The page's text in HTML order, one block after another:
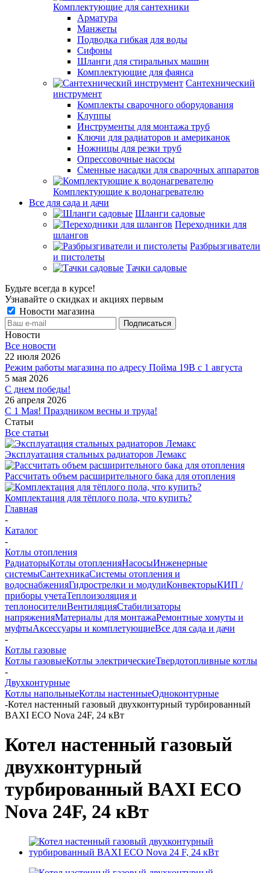
Комплектующие для сантехники
Арматура
Манжеты
Подводка гибкая для воды
Сифоны
Шланги для стиральных машин
Комплектующие для фаянса
Сантехнический
инструмент
Комплекты сварочного оборудования
Клуппы
Инструменты для монтажа труб
Ключи для радиаторов и американок
Ножницы для резки труб
Опрессовочные насосы
Сменные насадки для сварочных аппаратов
Комплектующие к водонагревателю
Все для сада и дачи
Шланги садовые
Переходники для
шлангов
Разбрызгиватели
и пистолеты
Тачки садовые
Будьте всегда в курсе!
Узнавайте о скидках и акциях первым
Новости магазина
Новости
Все новости
22 июля 2026
Режим работы магазина по адресу Пойма 19В с 1 августа
5 мая 2026
С днем победы!
26 апреля 2026
С 1 Мая! Праздником весны и труда!
Статьи
Все статьи
Эксплуатация стальных радиаторов Лемакс
Рассчитать объем расширительного бака для отопления
Комплектация для тёплого пола, что купить?
Главная
-
Каталог
-
Котлы отопления
РадиаторыКотлы отопленияНасосыИнженерные
системыСантехникаСистемы отопления и
водоснабженияГидрострелки и модулиКонвекторыКИП /
приборы учетаТеплоизоляция и
теплоносителиВентиляцияСтабилизаторы
напряженияМатериалы для монтажаРемонтные хомуты и
муфтыАксессуары и комплетующиеВсе для сада и дачи
-
Котлы газовые
Котлы газовыеКотлы электрическиеТвердотопливные котлы
-
Двухконтурные
Котлы напольныеКотлы настенныеОдноконтурные
-Котел настенный газовый двухконтурный турбированный
BAXI ECO Nova 24F, 24 кВт
Котел настенный газовый
двухконтурный
турбированный BAXI ECO
Nova 24F, 24 кВт